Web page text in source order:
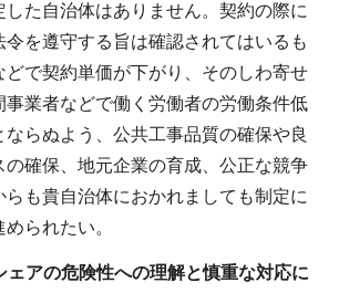
た自治体はありません。契約の際に
を遵守する旨は確認されてはいるも
どで契約単価が下がり、そのしわ寄せ
事業者などで働く労働者の労働条件低
らぬよう、公共工事品質の確保や良
の確保、地元企業の育成、公正な競争
らも貴自治体におかれましても制定に
られたい。
ェアの危険性への理解と慎重な対応に